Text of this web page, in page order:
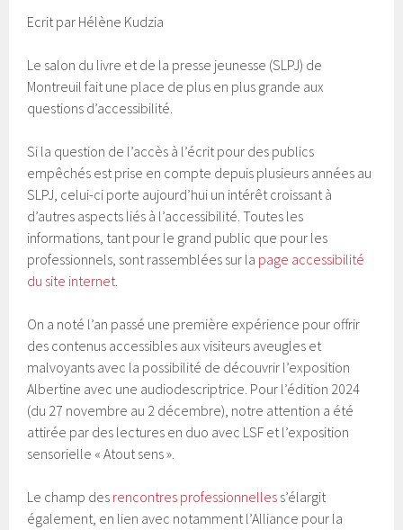
Ecrit par Hélène Kudzia
Le salon du livre et de la presse jeunesse (SLPJ) de
Montreuil fait une place de plus en plus grande aux
questions d’accessibilité.
Si la question de l’accès à l’écrit pour des publics
empêchés est prise en compte depuis plusieurs années au
SLPJ, celui-ci porte aujourd’hui un intérêt croissant à
d’autres aspects liés à l’accessibilité. Toutes les
informations, tant pour le grand public que pour les
professionnels, sont rassemblées sur la page accessibilité
du site internet.
On a noté l’an passé une première expérience pour offrir
des contenus accessibles aux visiteurs aveugles et
malvoyants avec la possibilité de découvrir l’exposition
Albertine avec une audiodescriptrice. Pour l’édition 2024
(du 27 novembre au 2 décembre), notre attention a été
attirée par des lectures en duo avec LSF et l’exposition
sensorielle « Atout sens ».
Le champ des rencontres professionnelles s’élargit
également, en lien avec notamment l’Alliance pour la